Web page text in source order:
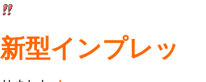
新型インプレッ